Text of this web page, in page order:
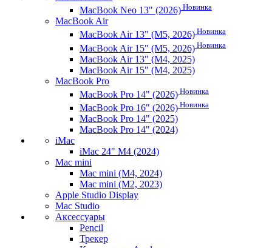
MacBook Neo 13" (2026) Новинка
MacBook Air
MacBook Air 13" (M5, 2026) Новинка
MacBook Air 15" (M5, 2026) Новинка
MacBook Air 13" (M4, 2025)
MacBook Air 15" (M4, 2025)
MacBook Pro
MacBook Pro 14" (2026) Новинка
MacBook Pro 16" (2026) Новинка
MacBook Pro 14" (2025)
MacBook Pro 14" (2024)
iMac
iMac 24" M4 (2024)
Mac mini
Mac mini (M4, 2024)
Mac mini (M2, 2023)
Apple Studio Display
Mac Studio
Аксессуары
Pencil
Трекер